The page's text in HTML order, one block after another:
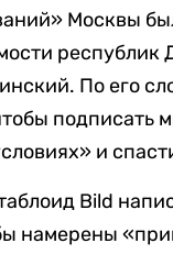
Москвы
республик
По его
подписать
и
Bild
намерены